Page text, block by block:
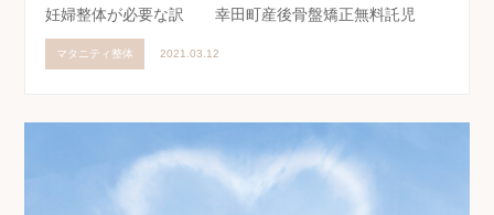
妊婦整体が必要な訳 幸田町産後骨盤矯正無料託児
マタニティ整体 2021.03.12